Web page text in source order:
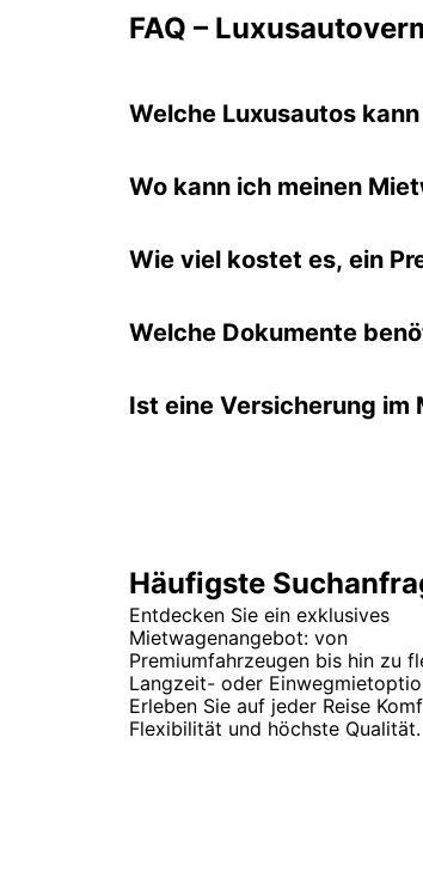
FAQ –
Welche Luxusautos
Wo kann ich meinen
Wie viel kostet es, ein
Welche Dokumente
Ist eine Versicherung im
Häufigste
Entdecken Sie ein exklusives
Mietwagenangebot: von
Premiumfahrzeugen bis hin zu
Langzeit- oder
Erleben Sie auf jeder Reise
Flexibilität und höchste Qualität.